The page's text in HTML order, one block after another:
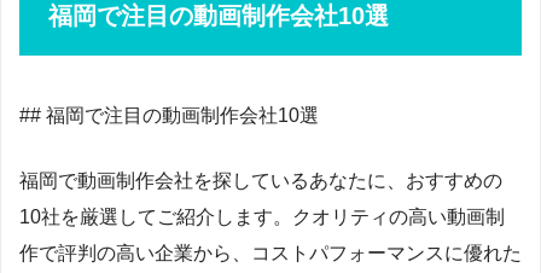
福岡で注目の動画制作会社10選
## 福岡で注目の動画制作会社10選
福岡で動画制作会社を探しているあなたに、おすすめの
10社を厳選してご紹介します。クオリティの高い動画制
作で評判の高い企業から、コストパフォーマンスに優れた